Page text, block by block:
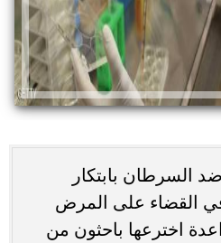
السرطان بابتكار
القضاء على المرض
اخترعها باحثون من